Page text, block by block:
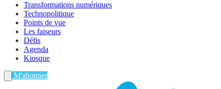
Transformations numériques
Technopolitique
Points de vue
Les faiseurs
Défis
Agenda
Kiosque
M'abonner